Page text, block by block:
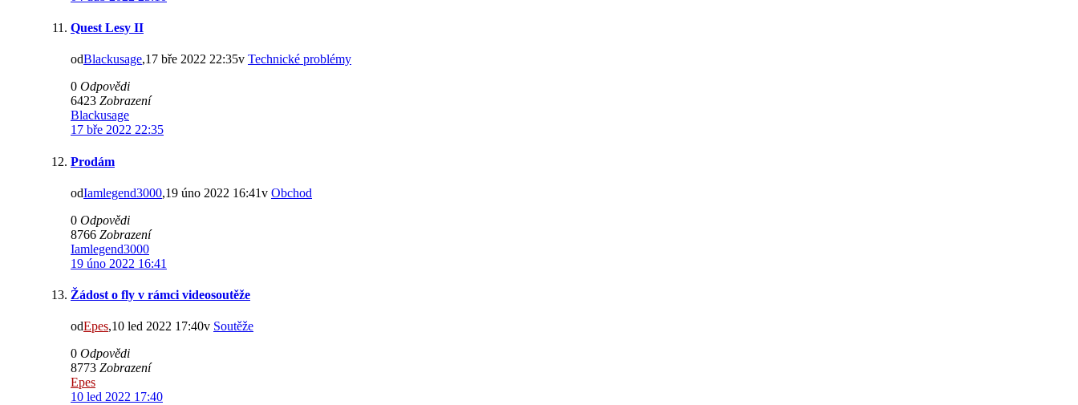
Quest Lesy II
odBlackusage,17 bře 2022 22:35v Technické problémy
0 Odpovědi
6423 Zobrazení
Blackusage
17 bře 2022 22:35
Prodám
odIamlegend3000,19 úno 2022 16:41v Obchod
0 Odpovědi
8766 Zobrazení
Iamlegend3000
19 úno 2022 16:41
Žádost o fly v rámci videosoutěže
odEpes,10 led 2022 17:40v Soutěže
0 Odpovědi
8773 Zobrazení
Epes
10 led 2022 17:40